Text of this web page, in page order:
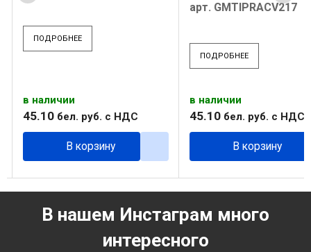
ПОДРОБНЕЕ
в наличии
45.10 бел. руб. с НДС
В корзину
арт. GMTIPRACV217
ПОДРОБНЕЕ
в наличии
45.10 бел. руб. с НДС
В корзину
В нашем Инстаграм много
интересного